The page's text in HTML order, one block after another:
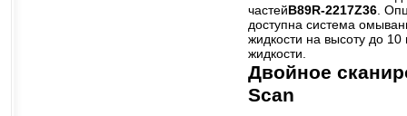
частейB89R-2217Z36 .
доступна система
жидкости на высоту до
жидкости.
Двойное
Scan